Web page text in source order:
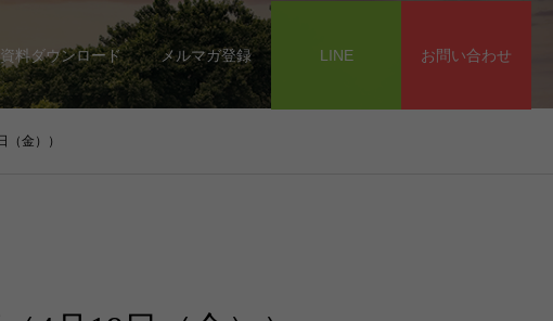
資料ダウンロード メルマガ登録 LINE お問い合わせ
金））